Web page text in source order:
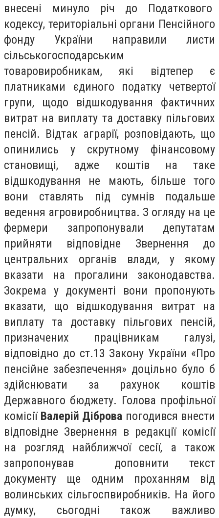
внесені минуло річ до Податкового
кодексу, територіальні органи Пенсійного
фонду України направили листи
сільськогосподарським
товаровиробникам, які відтепер є
платниками єдиного податку четвертої
групи, щодо відшкодування фактичних
витрат на виплату та доставку пільгових
пенсій. Відтак аграрії, розповідають, що
опинились у скрутному фінансовому
становищі, адже коштів на таке
відшкодування не мають, більше того
вони ставлять під сумнів подальше
ведення агровиробництва. З огляду на це
фермери запропонували депутатам
прийняти відповідне Звернення до
центральних органів влади, у якому
вказати на прогалини законодавства.
Зокрема у документі вони пропонують
вказати, що відшкодування витрат на
виплату та доставку пільгових пенсій,
призначених працівникам галузі,
відповідно до ст.13 Закону України «Про
пенсійне забезпечення» доцільно було б
здійснювати за рахунок коштів
Державного бюджету. Голова профільної
комісії Валерій Діброва погодився внести
відповідне Звернення в редакції комісії
на розгляд найближчої сесії, а також
запропонував доповнити текст
документу ще одним проханням від
волинських сільгоспвиробників. На його
думку, сьогодні також важливо